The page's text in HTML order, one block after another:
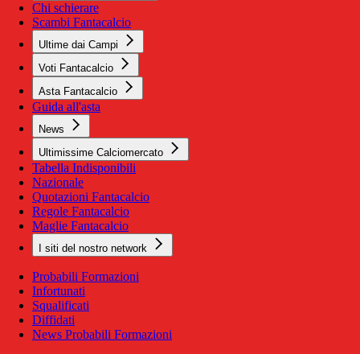
Chi schierare
Scambi Fantacalcio
Ultime dai Campi
Voti Fantacalcio
Asta Fantacalcio
Guida all'asta
News
Ultimissime Calciomercato
Tabella Indisponibili
Nazionale
Quotazioni Fantacalcio
Regole Fantacalcio
Maglie Fantacalcio
I siti del nostro network
Probabili Formazioni
Infortunati
Squalificati
Diffidati
News Probabili Formazioni